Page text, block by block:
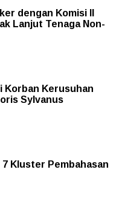
dengan Komisi II
Lanjut Tenaga Non-
Korban Kerusuhan
Sylvanus
7 Kluster Pembahasan